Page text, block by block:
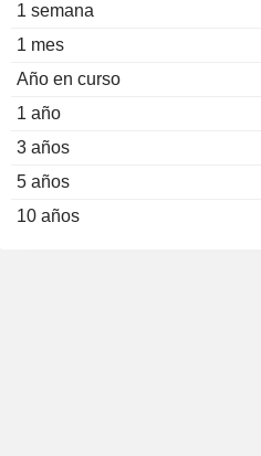
1 semana
1 mes
Año en curso
1 año
3 años
5 años
10 años